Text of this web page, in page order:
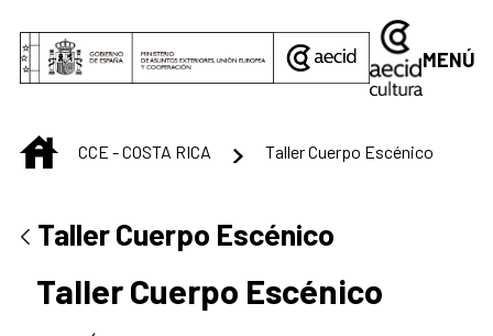
MENÚ
INICIO
CCE - COSTA RICA Taller Cuerpo Escénico
Taller Cuerpo Escénico
Taller Cuerpo Escénico